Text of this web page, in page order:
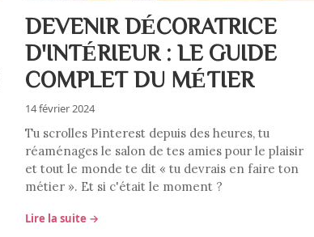
DEVENIR DÉCORATRICE
D'INTÉRIEUR : LE GUIDE
COMPLET DU MÉTIER
14 février 2024
Tu scrolles Pinterest depuis des heures, tu
réaménages le salon de tes amies pour le plaisir
et tout le monde te dit « tu devrais en faire ton
métier ». Et si c'était le moment ?
Lire la suite →